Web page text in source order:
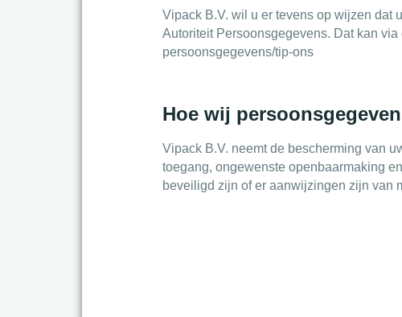
Vipack B.V. wil u er tevens op wijzen dat
Autoriteit Persoonsgegevens. Dat kan
persoonsgegevens/tip-ons
Hoe wij
Vipack B.V. neemt de bescherming van
toegang, ongewenste openbaarmaking
beveiligd zijn of er aanwijzingen zijn van